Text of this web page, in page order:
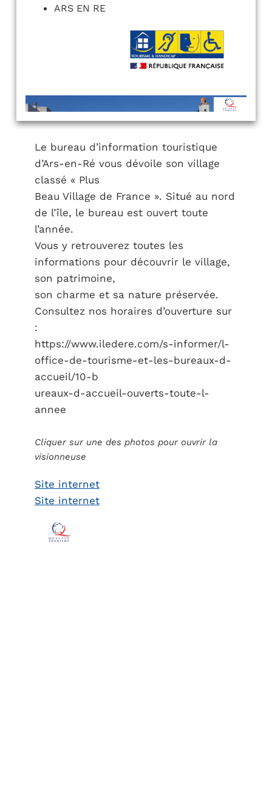
ARS EN RE
Le bureau d’information touristique
d’Ars-en-Ré vous dévoile son village
classé « Plus
Beau Village de France ». Situé au nord
de l’île, le bureau est ouvert toute
l’année.
Vous y retrouverez toutes les
informations pour découvrir le village,
son patrimoine,
son charme et sa nature préservée.
Consultez nos horaires d’ouverture sur
:
https://www.iledere.com/s-informer/l-
office-de-tourisme-et-les-bureaux-d-
accueil/10-b
ureaux-d-accueil-ouverts-toute-l-
annee
Cliquer sur une des photos pour ouvrir la
visionneuse
Site internet
Site internet